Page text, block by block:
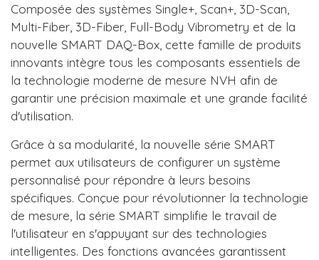
Composée des systèmes Single+, Scan+, 3D-Scan,
Multi-Fiber, 3D-Fiber, Full-Body Vibrometry et de la
nouvelle SMART DAQ-Box, cette famille de produits
innovants intègre tous les composants essentiels de
la technologie moderne de mesure NVH afin de
garantir une précision maximale et une grande facilité
d'utilisation.
Grâce à sa modularité, la nouvelle série SMART
permet aux utilisateurs de configurer un système
personnalisé pour répondre à leurs besoins
spécifiques. Conçue pour révolutionner la technologie
de mesure, la série SMART simplifie le travail de
l'utilisateur en s'appuyant sur des technologies
intelligentes. Des fonctions avancées garantissent